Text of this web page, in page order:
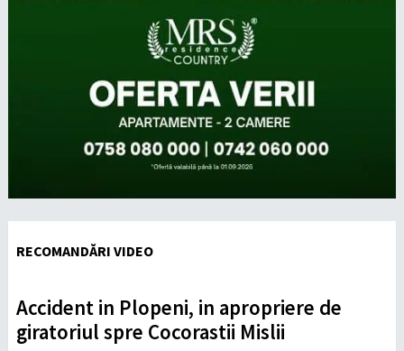
RECOMANDĂRI VIDEO
Accident in Plopeni, in apropriere de
giratoriul spre Cocorastii Mislii